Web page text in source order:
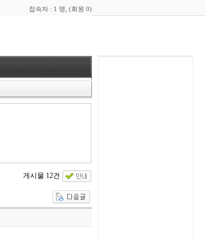
접속자 : 1 명, (회원 0)
게시물 12건